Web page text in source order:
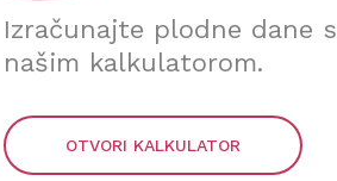
Izračunajte plodne dane s
našim kalkulatorom.
OTVORI KALKULATOR